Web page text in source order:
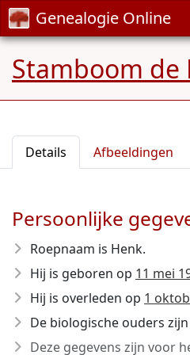
Genealogie Online
Stamboom de
Details Afbeeldingen
Persoonlijke
Roepnaam is Henk.
Hij is geboren op 11 mei
Hij is overleden op 1
De biologische ouders zijn
Deze gegevens zijn voor